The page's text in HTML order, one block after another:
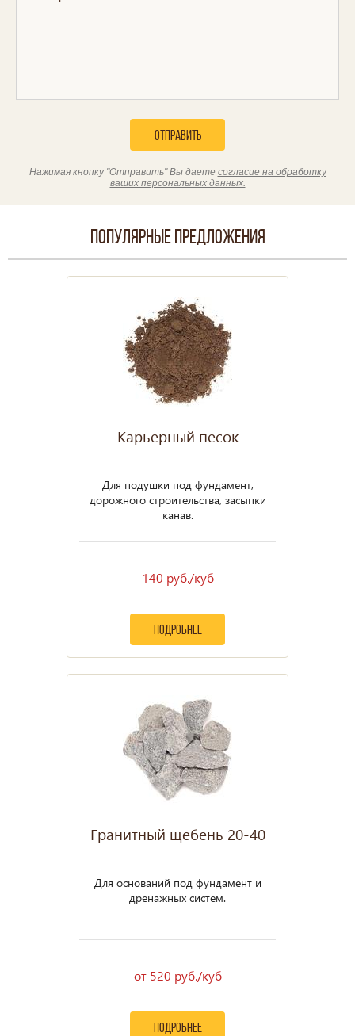
Популярные предложения
Карьерный песок
Для подушки под фундамент,
дорожного строительства, засыпки
канав.
140 руб./куб
подробнее
Гранитный щебень 20-40
Для оснований под фундамент и
дренажных систем.
от 520 руб./куб
подробнее
Отправить
Нажимая кнопку "Отправить" Вы даете согласие на обработку
ваших персональных данных.